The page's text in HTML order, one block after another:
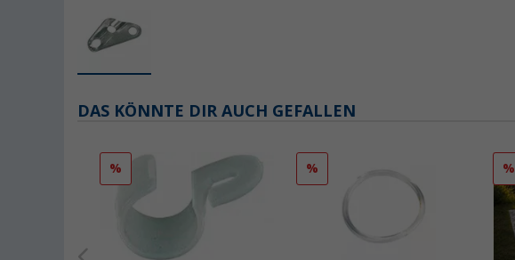
DAS KÖNNTE DIR AUCH GEFALLEN
% % %